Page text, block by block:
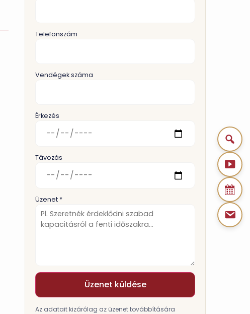
Telefonszám
Vendégek száma
Érkezés
Távozás
Üzenet *
Üzenet küldése
Az adatait kizárólag az üzenet továbbítására